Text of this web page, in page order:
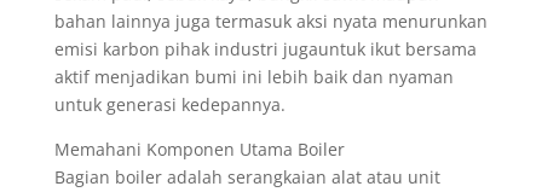
bahan lainnya juga termasuk aksi nyata menurunkan
emisi karbon pihak industri jugauntuk ikut bersama
aktif menjadikan bumi ini lebih baik dan nyaman
untuk generasi kedepannya.
Memahani Komponen Utama Boiler
Bagian boiler adalah serangkaian alat atau unit